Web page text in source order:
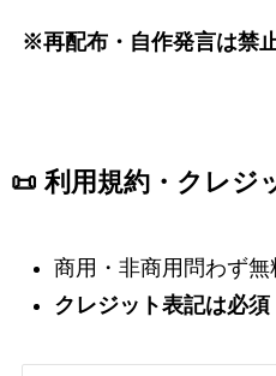
※再配布・自作発言は禁
📜 利用規約・クレジ
商用・非商用問わず
クレジット表記は必須